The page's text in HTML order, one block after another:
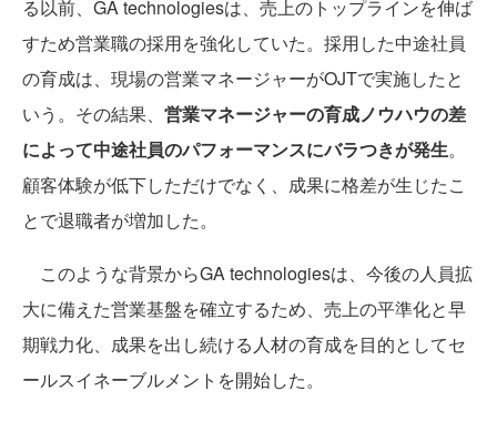
る以前、GA technologiesは、売上のトップラインを伸ば
すため営業職の採用を強化していた。採用した中途社員
の育成は、現場の営業マネージャーがOJTで実施したと
いう。その結果、 営業マネージャーの育成ノウハウの差
によって中途社員のパフォーマンスにバラつきが発生。
顧客体験が低下しただけでなく、成果に格差が生じたこ
とで退職者が増加した。
このような背景からGA technologiesは、今後の人員拡
大に備えた営業基盤を確立するため、売上の平準化と早
期戦力化、成果を出し続ける人材の育成を目的としてセ
ールスイネーブルメントを開始した。